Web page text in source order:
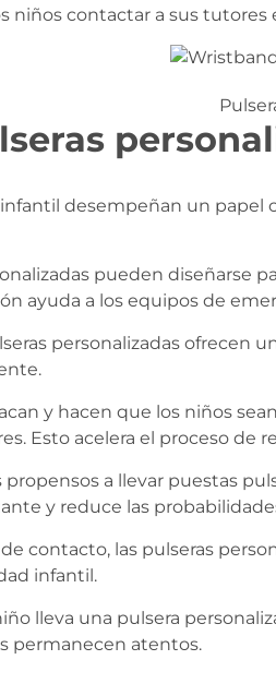
contactar a sus tutores
desempeñan un
pueden diseñarse
ayuda a los equipos de
personalizadas ofrecen
y hacen que los niños
Esto acelera el proceso de
propensos a llevar puestas
y reduce las
contacto, las pulseras
infantil.
lleva una pulsera
permanecen atentos.